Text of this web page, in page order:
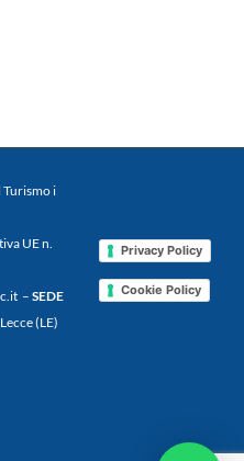
Turismo i
UE n.
– SEDE
(LE)
Privacy Policy
Cookie Policy